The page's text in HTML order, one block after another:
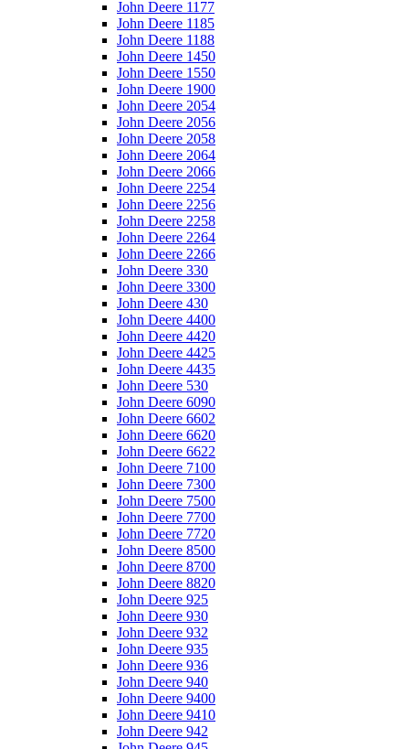
John Deere 1177
John Deere 1185
John Deere 1188
John Deere 1450
John Deere 1550
John Deere 1900
John Deere 2054
John Deere 2056
John Deere 2058
John Deere 2064
John Deere 2066
John Deere 2254
John Deere 2256
John Deere 2258
John Deere 2264
John Deere 2266
John Deere 330
John Deere 3300
John Deere 430
John Deere 4400
John Deere 4420
John Deere 4425
John Deere 4435
John Deere 530
John Deere 6090
John Deere 6602
John Deere 6620
John Deere 6622
John Deere 7100
John Deere 7300
John Deere 7500
John Deere 7700
John Deere 7720
John Deere 8500
John Deere 8700
John Deere 8820
John Deere 925
John Deere 930
John Deere 932
John Deere 935
John Deere 936
John Deere 940
John Deere 9400
John Deere 9410
John Deere 942